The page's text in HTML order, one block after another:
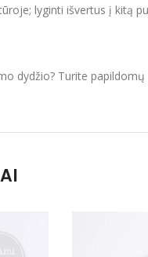
lyginti išvertus į kitą
dydžio? Turite